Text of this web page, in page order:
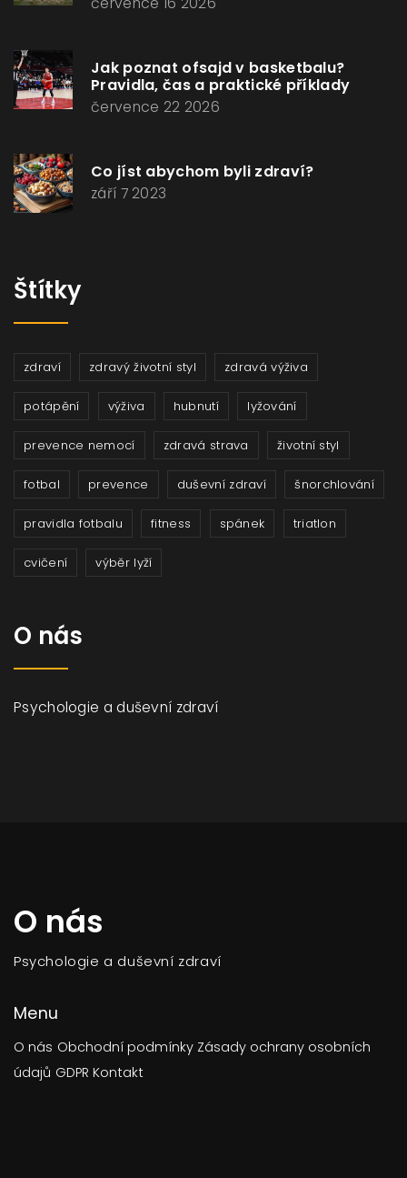
Jak poznat ofsajd v basketbalu?
Pravidla, čas a praktické příklady
července 22 2026
Co jíst abychom byli zdraví?
září 7 2023
Štítky
zdraví zdravý životní styl zdravá výživa
potápění výživa hubnutí lyžování
prevence nemocí zdravá strava životní styl
fotbal prevence duševní zdraví šnorchlování
pravidla fotbalu fitness spánek triatlon
cvičení výběr lyží
O nás
Psychologie a duševní zdraví
O nás
Psychologie a duševní zdraví
Menu
O nás Obchodní podmínky Zásady ochrany osobních
údajů GDPR Kontakt